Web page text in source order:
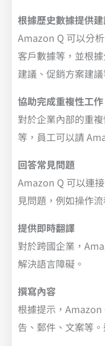
根據歷史數據提供
Amazon Q 可以分
客戶數據等，並根
建議、促銷方案建議
協助完成重複性工作
對於企業內部的重
等，員工可以請
回答常見問題
Amazon Q 可以連
見問題，例如操作
提供即時翻譯
對於跨國企業，
解決語言障礙。
撰寫內容
根據提示，Amazon
告、郵件、文案等